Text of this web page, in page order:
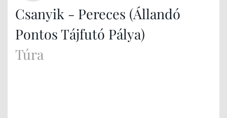
Csanyik - Pereces (Állandó
Pontos Tájfutó Pálya)
Túra